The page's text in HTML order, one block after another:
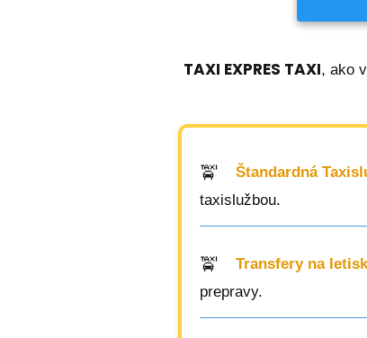
TAXI EXPRES TAXI, ako
Štandardná
taxislužbou.
Transfery na
prepravy.